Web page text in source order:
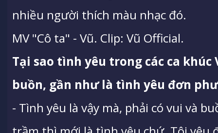
nhiều người thích màu nhạc đó.
MV "Cô ta" - Vũ. Clip: Vũ Official.
Tại sao tình yêu trong các ca
buồn, gần như là tình yêu đơn
- Tình yêu là vậy mà, phải có vui và